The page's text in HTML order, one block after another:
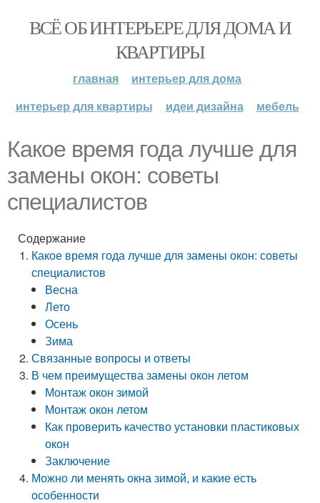
ВСЁ ОБ ИНТЕРЬЕРЕ ДЛЯ ДОМА И
КВАРТИРЫ
главная
интерьер для дома
интерьер для квартиры
идеи дизайна мебель
Какое время года лучше для
замены окон: советы
специалистов
Содержание
Какое время года лучше для замены окон: советы
специалистов
Весна
Лето
Осень
Зима
Связанные вопросы и ответы
В чем преимущества замены окон летом
Монтаж окон зимой
Монтаж окон летом
Как проверить качество установки пластиковых
окон
Заключение
Можно ли менять окна зимой, и какие есть
особенности